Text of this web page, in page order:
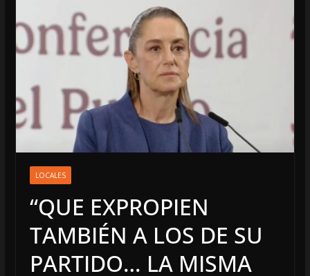
LOCALES
“QUE EXPROPIEN
TAMBIÉN A LOS DE SU
PARTIDO… LA MISMA